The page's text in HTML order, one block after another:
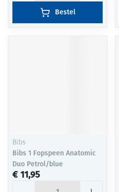
Bestel
Bibs
Bibs 1 Fopspeen Anatomic
Duo Petrol/blue
€ 11,95